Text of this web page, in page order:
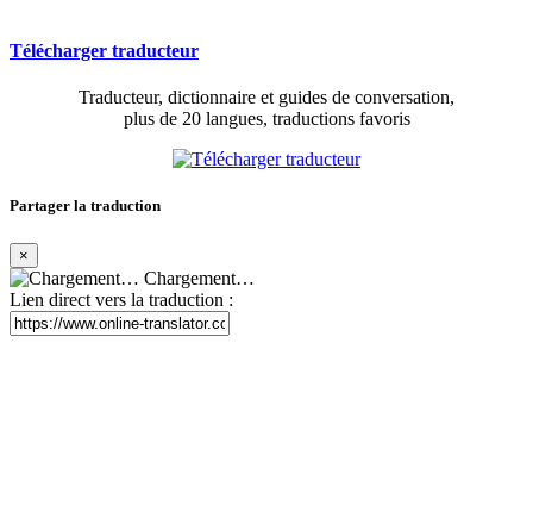
Télécharger traducteur
Traducteur, dictionnaire et guides de conversation,
plus de 20 langues, traductions favoris
Partager la traduction
×
Chargement…
Lien direct vers la traduction :